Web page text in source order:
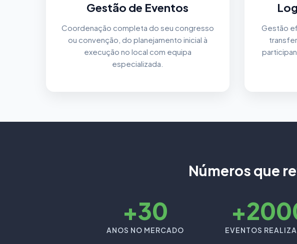
Gestão de Eventos
Coordenação completa do seu congresso
ou convenção, do planejamento inicial à
execução no local com equipa
especializada.
Gestão
Números que
+30
ANOS NO MERCADO EVENTOS